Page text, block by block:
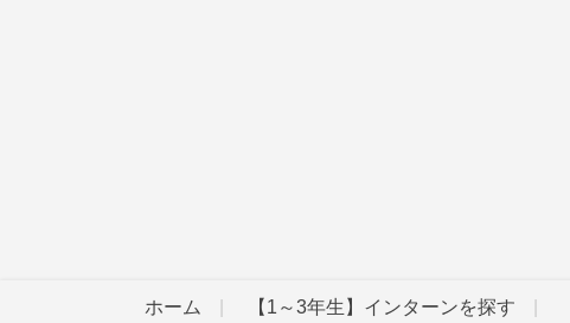
ホーム 【1～3年生】インターンを探す